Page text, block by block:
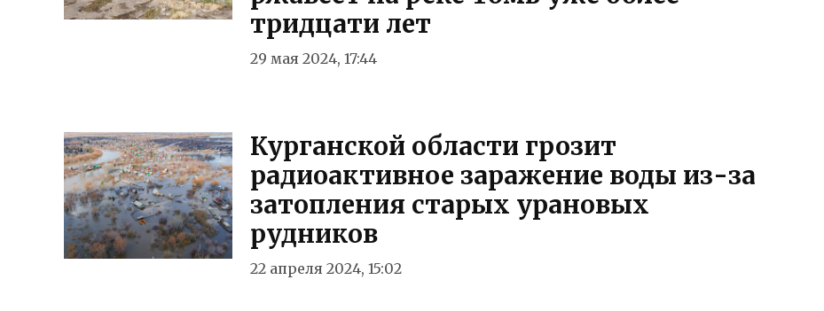
тридцати лет
29 мая 2024, 17:44
Курганской области грозит
радиоактивное заражение воды из-за
затопления старых урановых
рудников
22 апреля 2024, 15:02